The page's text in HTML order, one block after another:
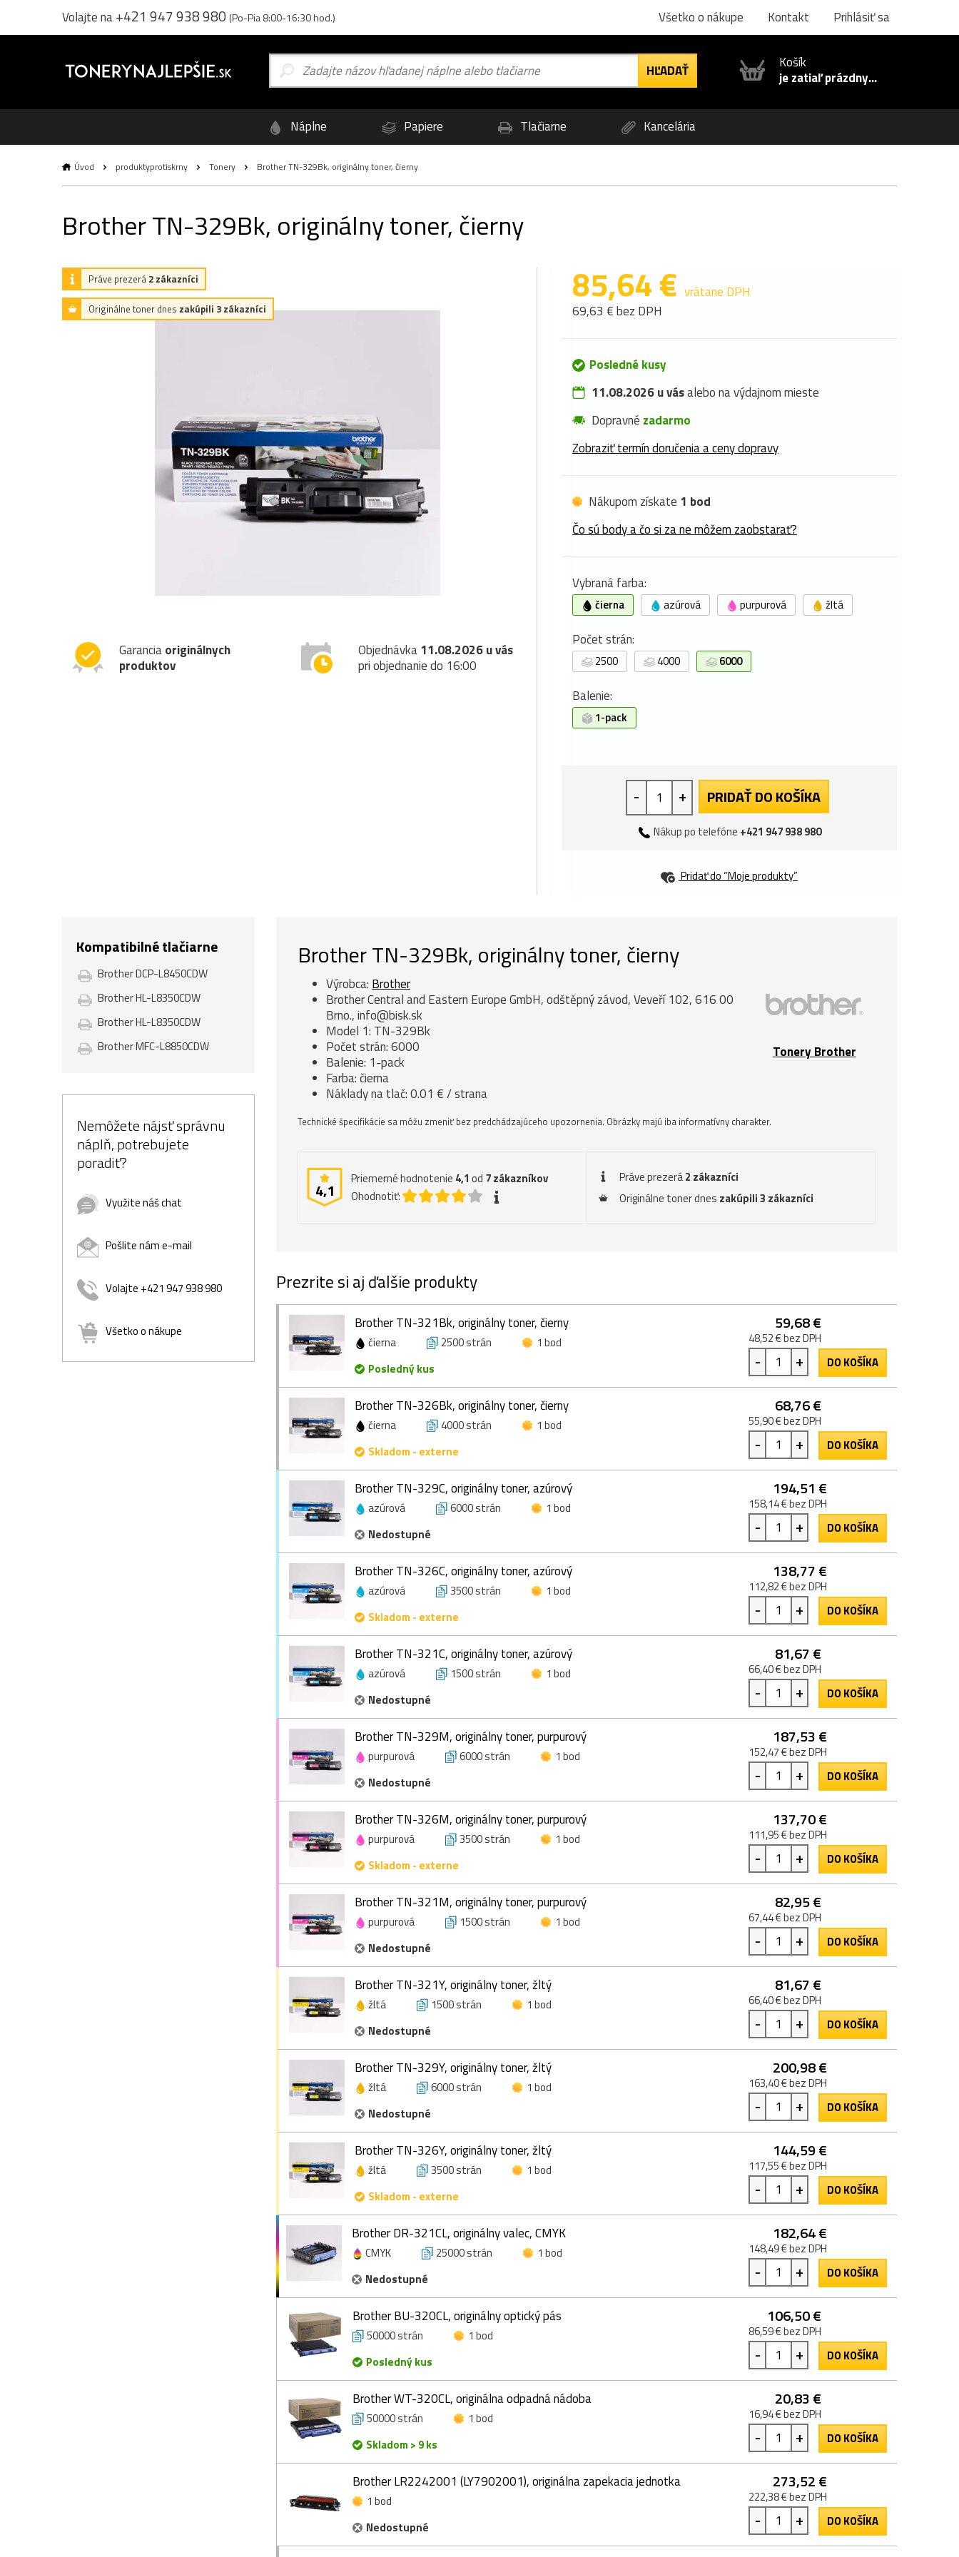
Volajte na+421 947 938 980 (Po-Pia 8:00-16:30 hod.) Všetko o nákupe Kontakt Prihlásiť sa
Košík
je zatiaľ prázdny...
Náplne Papiere Tlačiarne Kancelária
Úvod produktyprotiskrny Tonery Brother TN-329Bk, originálny toner, čierny
Brother TN-329Bk, originálny toner, čierny
Práve prezerá 2 zákazníci
Originálne toner dnes zakúpili 3 zákazníci
Garanciaoriginálnych
produktov
Objednávka11.08.2026 u vás
pri objednanie do 16:00
85,64 € vrátane DPH
69,63 € bez DPH
Posledné kusy
11.08.2026 u vásalebo na výdajnom mieste
Dopravné zadarmo
Zobraziť termín doručenia a ceny dopravy
Nákupom získate 1 bod
Čo sú body a čo si za ne môžem zaobstarať?
Vybraná farba:
čierna azúrová purpurová žltá
Počet strán:
2500 4000 6000
Balenie:
1-pack
- + PRIDAŤ DO KOŠÍKA
Nákup po telefóne +421 947 938 980
Pridať do “Moje produkty”
Kompatibilné tlačiarne
Brother DCP-L8450CDW
Brother HL-L8350CDW
Brother HL-L8350CDW
Brother MFC-L8850CDW
Nemôžete nájsť správnu
náplň, potrebujete
poradiť?
Využite náš chat
Pošlite nám e-mail
Volajte +421 947 938 980
Všetko o nákupe
Brother TN-329Bk, originálny toner, čierny
Tonery Brother
Výrobca: Brother
Brother Central and Eastern Europe GmbH, odštěpný závod, Veveří 102, 616 00
Brno., info@bisk.sk
Model 1: TN-329Bk
Počet strán: 6000
Balenie: 1-pack
Farba: čierna
Náklady na tlač: 0.01 € / strana
Technické špecifikácie sa môžu zmeniť bez predchádzajúceho upozornenia. Obrázky majú iba informatívny charakter.
4,1
Priemerné hodnotenie 4,1 od 7zákazníkov
Ohodnotiť:
Práve prezerá2 zákazníci
Originálne toner dnes zakúpili 3 zákazníci
Prezrite si aj ďalšie produkty
Brother TN-321Bk, originálny toner, čierny
čierna 2500 strán
1 bod
Posledný kus
59,68 €
48,52 € bez DPH
- + DO KOŠÍKA
Brother TN-326Bk, originálny toner, čierny
čierna 4000 strán
1 bod
Skladom - externe
68,76 €
55,90 € bez DPH
- + DO KOŠÍKA
Brother TN-329C, originálny toner, azúrový
azúrová 6000 strán
1 bod
Nedostupné
194,51 €
158,14 € bez DPH
- + DO KOŠÍKA
Brother TN-326C, originálny toner, azúrový
azúrová 3500 strán
1 bod
Skladom - externe
138,77 €
112,82 € bez DPH
- + DO KOŠÍKA
Brother TN-321C, originálny toner, azúrový
azúrová 1500 strán
1 bod
Nedostupné
81,67 €
66,40 € bez DPH
- + DO KOŠÍKA
Brother TN-329M, originálny toner, purpurový
purpurová 6000 strán
1 bod
Nedostupné
187,53 €
152,47 € bez DPH
- + DO KOŠÍKA
Brother TN-326M, originálny toner, purpurový
purpurová 3500 strán
1 bod
Skladom - externe
137,70 €
111,95 € bez DPH
- + DO KOŠÍKA
Brother TN-321M, originálny toner, purpurový
purpurová 1500 strán
1 bod
Nedostupné
82,95 €
67,44 € bez DPH
- + DO KOŠÍKA
Brother TN-321Y, originálny toner, žltý
žltá 1500 strán
1 bod
Nedostupné
81,67 €
66,40 € bez DPH
- + DO KOŠÍKA
Brother TN-329Y, originálny toner, žltý
žltá 6000 strán
1 bod
Nedostupné
200,98 €
163,40 € bez DPH
- + DO KOŠÍKA
Brother TN-326Y, originálny toner, žltý
žltá 3500 strán
1 bod
Skladom - externe
144,59 €
117,55 € bez DPH
- + DO KOŠÍKA
Brother DR-321CL, originálny valec, CMYK
CMYK 25000 strán
1 bod
Nedostupné
182,64 €
148,49 € bez DPH
- + DO KOŠÍKA
Brother BU-320CL, originálny optický pás
50000 strán
1 bod
Posledný kus
106,50 €
86,59 € bez DPH
- + DO KOŠÍKA
Brother WT-320CL, originálna odpadná nádoba
50000 strán
1 bod
Skladom > 9 ks
20,83 €
16,94 € bez DPH
- + DO KOŠÍKA
Brother LR2242001 (LY7902001), originálna zapekacia jednotka
1 bod
Nedostupné
273,52 €
222,38 € bez DPH
- + DO KOŠÍKA